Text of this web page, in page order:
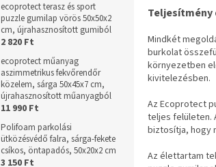
ecoprotect terasz és sport
puzzle gumilap vörös 50x50x2
cm, újrahasznosított gumiból
2 820 Ft
ecoprotect műanyag
aszimmetrikus fekvőrendőr
közelem, sárga 50x45x7 cm,
újrahasznosított műanyagból
11 990 Ft
Polifoam parkolási
ütközésvédő falra, sárga-fekete
csíkos, öntapadós, 50x20x2 cm
3 150 Ft
Mindkét
burkolat
környezetben
kivitelezésben.
Az Ecoprotect
teljes felületen.
biztosítja, hogy
Az élettartam